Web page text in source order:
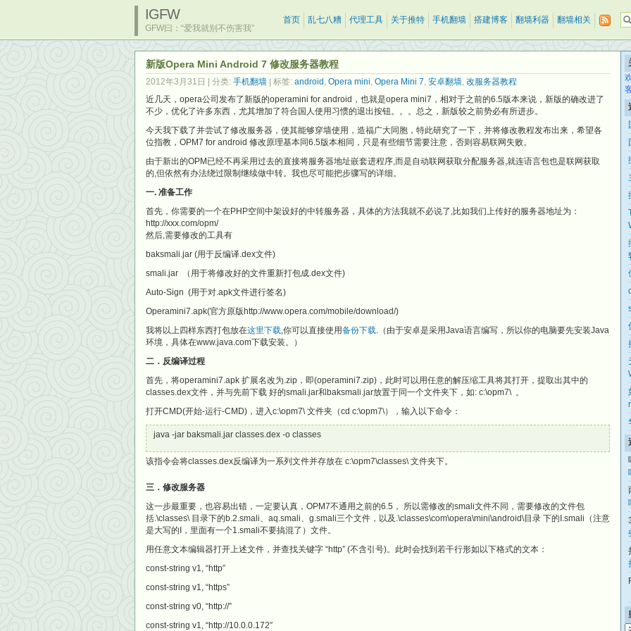
IGFW
GFW曰：“爱我就别不伤害我”
首页 乱七八糟 代理工具 关于推特 手机翻墙 搭建博客 翻墙利器 翻墙相关
新版Opera Mini Android 7 修改服务器教程
2012年3月31日 | 分类: 手机翻墙 | 标签: android , Opera mini, Opera Mini 7, 安卓翻墙, 改服务器教程
近几天，opera公司发布了新版的operamini for android，也就是opera mini7，相对于之前的6.5版本来说，新版的确改进了
不少，优化了许多东西，尤其增加了符合国人使用习惯的退出按钮。。。总之，新版较之前势必有所进步。
今天我下载了并尝试了修改服务器，使其能够穿墙使用，造福广大同胞，特此研究了一下，并将修改教程发布出来，希望各
位指教，OPM7 for android 修改原理基本同6.5版本相同，只是有些细节需要注意，否则容易联网失败。
由于新出的OPM已经不再采用过去的直接将服务器地址嵌套进程序,而是自动联网获取分配服务器,就连语言包也是联网获取
的,但依然有办法绕过限制继续做中转。我也尽可能把步骤写的详细。
一. 准备工作
首先，你需要的一个在PHP空间中架设好的中转服务器，具体的方法我就不必说了,比如我们上传好的服务器地址为：
http://xxx.com/opm/
然后,需要修改的工具有
baksmali.jar (用于反编译.dex文件)
smali.jar （用于将修改好的文件重新打包成.dex文件)
Auto-Sign (用于对.apk文件进行签名)
Operamini7.apk(官方原版http://www.opera.com/mobile/download/)
我将以上四样东西打包放在这里下载,你可以直接使用备份下载.（由于安卓是采用Java语言编写，所以你的电脑要先安装Java
环境，具体在www.java.com下载安装。）
二．反编译过程
首先，将operamini7.apk 扩展名改为.zip，即(operamini7.zip)，此时可以用任意的解压缩工具将其打开，提取出其中的
classes.dex文件，并与先前下载 好的smali.jar和baksmali.jar放置于同一个文件夹下，如: c:\opm7\ 。
打开CMD(开始-运行-CMD)，进入c:\opm7\ 文件夹（cd c:\opm7\），输入以下命令：
java -jar baksmali.jar classes.dex -o classes
该指令会将classes.dex反编译为一系列文件并存放在 c:\opm7\classes\ 文件夹下。
三．修改服务器
这一步最重要，也容易出错，一定要认真，OPM7不通用之前的6.5， 所以需修改的smali文件不同，需要修改的文件包
括.\classes\ 目录下的b.2.smali、aq.smali、g.smali三个文件，以及.\classes\com\opera\mini\android\目录 下的I.smali（注意
是大写的I，里面有一个1.smali不要搞混了）文件。
用任意文本编辑器打开上述文件，并查找关键字 “http” (不含引号)。此时会找到若干行形如以下格式的文本：
const-string v1, “http”
const-string v1, “https”
const-string v0, “http://”
const-string v1, “http://10.0.0.172″